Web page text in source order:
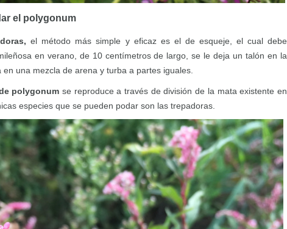
el polygonum
el método más simple y eficaz es el de esqueje, el cual debe
en verano, de 10 centímetros de largo, se le deja un talón en la
una mezcla de arena y turba a partes iguales.
polygonum se reproduce a través de división de la mata existente en
especies que se pueden podar son las trepadoras.